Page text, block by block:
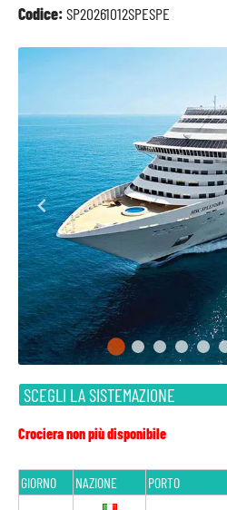
Codice:SP20261012SPESPE
SCEGLI LA SISTEMAZIONE
Crociera non più disponibile
GIORNO NAZIONE PORTO